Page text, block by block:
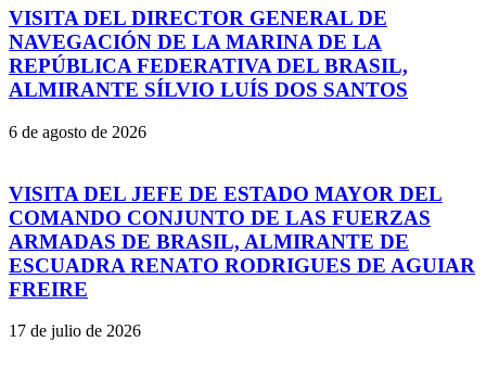
VISITA DEL DIRECTOR GENERAL DE
NAVEGACIÓN DE LA MARINA DE LA
REPÚBLICA FEDERATIVA DEL BRASIL,
ALMIRANTE SÍLVIO LUÍS DOS SANTOS
6 de agosto de 2026
VISITA DEL JEFE DE ESTADO MAYOR DEL
COMANDO CONJUNTO DE LAS FUERZAS
ARMADAS DE BRASIL, ALMIRANTE DE
ESCUADRA RENATO RODRIGUES DE AGUIAR
FREIRE
17 de julio de 2026